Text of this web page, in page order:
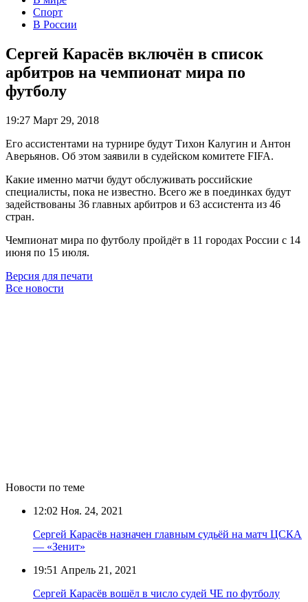
Спорт
В России
Сергей Карасёв включён в список
арбитров на чемпионат мира по
футболу
19:27 Март 29, 2018
Его ассистентами на турнире будут Тихон Калугин и Антон
Аверьянов. Об этом заявили в судейском комитете FIFA.
Какие именно матчи будут обслуживать российские
специалисты, пока не известно. Всего же в поединках будут
задействованы 36 главных арбитров и 63 ассистента из 46
стран.
Чемпионат мира по футболу пройдёт в 11 городах России с 14
июня по 15 июля.
Версия для печати
Все новости
Новости по теме
12:02 Ноя. 24, 2021
Сергей Карасёв назначен главным судьёй на матч ЦСКА
— «Зенит»
19:51 Апрель 21, 2021
Сергей Карасёв вошёл в число судей ЧЕ по футболу